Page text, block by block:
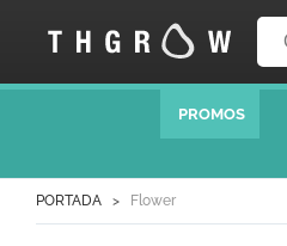
PROMOS
PORTADA Flower